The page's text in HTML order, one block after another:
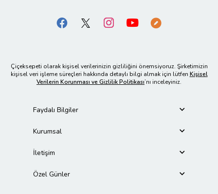
Çiçeksepeti olarak kişisel verilerinizin gizliliğini önemsiyoruz. Şirketimizin
kişisel veri işleme süreçleri hakkında detaylı bilgi almak için lütfen Kişisel
Verilerin Korunması ve Gizlilik Politikası’nı inceleyiniz.
Faydalı Bilgiler
Kurumsal
İletişim
Özel Günler